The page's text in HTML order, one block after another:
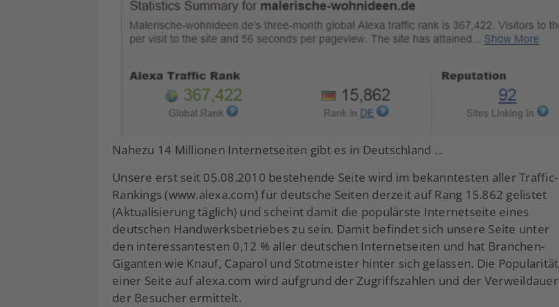
Nahezu 14 Millionen Internetseiten gibt es in Deutschland ...
Unsere erst seit 05.08.2010 bestehende Seite wird im bekanntesten aller Traffic-
Rankings (www.alexa.com) für deutsche Seiten derzeit auf Rang 15.862 gelistet
(Aktualisierung täglich) und scheint damit die populärste Internetseite eines
deutschen Handwerksbetriebes zu sein. Damit befindet sich unsere Seite unter
den interessantesten 0,12 % aller deutschen Internetseiten und hat Branchen-
Giganten wie Knauf, Caparol und Stotmeister hinter sich gelassen. Die Popularität
einer Seite auf alexa.com wird aufgrund der Zugriffszahlen und der Verweildauer
der Besucher ermittelt.